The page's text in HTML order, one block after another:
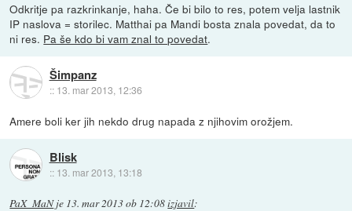
Odkritje pa razkrinkanje, haha. Če bi bilo to res, potem velja lastnik
IP naslova = storilec. Matthai pa Mandi bosta znala povedat, da to
ni res. Pa še kdo bi vam znal to povedat.
Šimpanz
:: 13. mar 2013, 12:36
Amere boli ker jih nekdo drug napada z njihovim orožjem.
Blisk
:: 13. mar 2013, 13:18
PaX_MaNje 13. mar 2013 ob 12:08izjavil: